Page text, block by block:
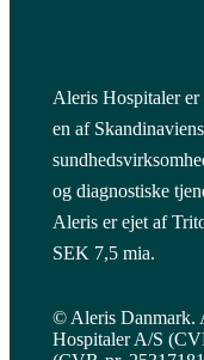
Aleris Hospitaler
en af
og diagnostiske
Aleris er ejet af
SEK 7,5 mia.
© Aleris Danmark.
Hospitaler A/S